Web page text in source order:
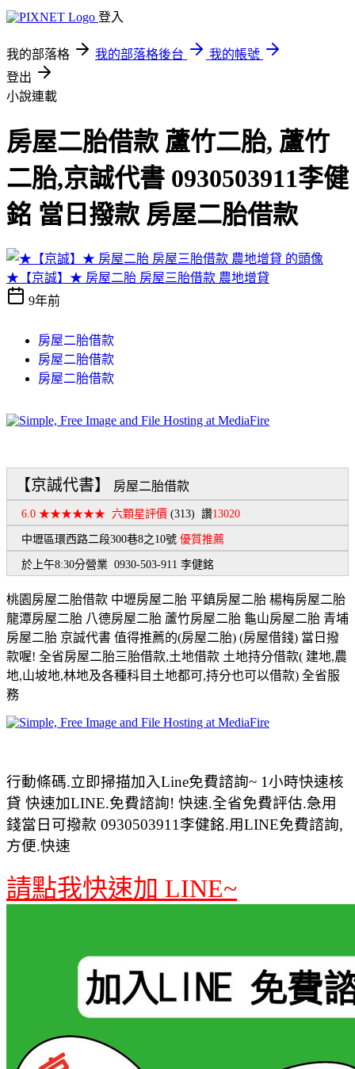
登入
我的部落格 我的部落格後台
我的帳號
登出
小說連載
房屋二胎借款 蘆竹二胎, 蘆竹
二胎,京誠代書 0930503911李健
銘 當日撥款 房屋二胎借款
★【京誠】★ 房屋二胎 房屋三胎借款 農地增貸
9年前
房屋二胎借款
房屋二胎借款
房屋二胎借款
【京誠代書】 房屋二胎借款
6.0 ★★★★★★ 六顆星評價 (313) 讚13020
中壢區環西路二段300巷8之10號 優質推薦
於上午8:30分營業 0930-503-911 李健銘
桃園房屋二胎借款 中壢房屋二胎 平鎮房屋二胎 楊梅房屋二胎
龍潭房屋二胎 八德房屋二胎 蘆竹房屋二胎 龜山房屋二胎 青埔
房屋二胎 京誠代書 值得推薦的(房屋二胎) (房屋借錢) 當日撥
款喔! 全省房屋二胎三胎借款,土地借款 土地持分借款( 建地,農
地,山坡地,林地及各種科目土地都可,持分也可以借款) 全省服
務
行動條碼.立即掃描加入Line免費諮詢~ 1小時快速核
貸 快速加LINE.免費諮詢! 快速.全省免費評估.急用
錢當日可撥款 0930503911李健銘.用LINE免費諮詢,
方便.快速
請點我快速加 LINE~